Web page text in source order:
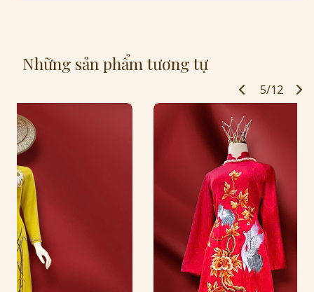
Những sản phẩm tương tự
5/12